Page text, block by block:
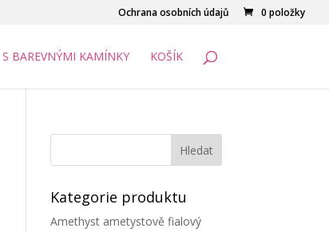
Ochrana osobních údajů 0 položky
S BAREVNÝMI KAMÍNKY KOŠÍK
Kategorie produktu
Amethyst ametystově fialový